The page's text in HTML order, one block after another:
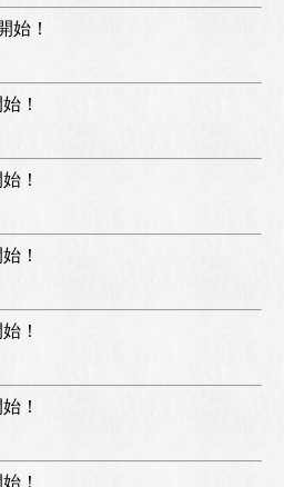
始！
！
！
！
！
！
！